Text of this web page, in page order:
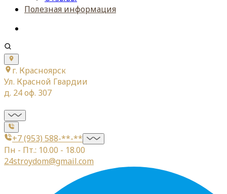
Полезная информация
г. Красноярск
Ул. Красной Гвардии
д. 24 оф. 307
+7 (953) 588-**-**
Пн - Пт.: 10.00 - 18.00
24stroydom@gmail.com